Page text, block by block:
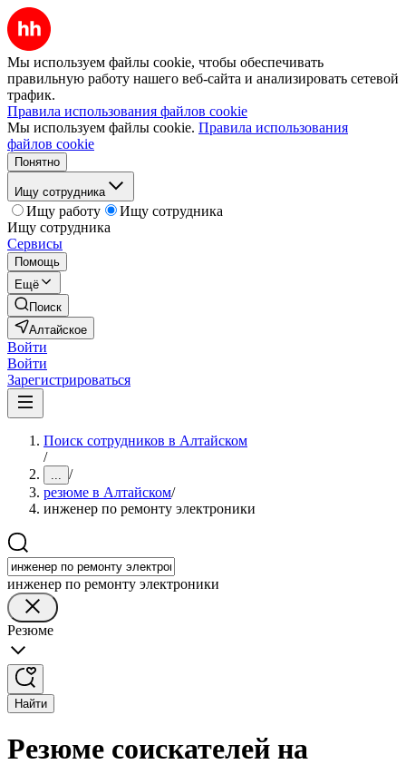
Мы используем файлы cookie, чтобы обеспечивать
правильную работу нашего веб-сайта и анализировать сетевой
трафик.
Правила использования файлов cookie
Мы используем файлы cookie. Правила использования
файлов cookie
Понятно
Ищу сотрудника
Ищу работу
Ищу сотрудника
Ищу сотрудника
Сервисы
Помощь
Ещё
Поиск
Алтайское
Войти
Войти
Зарегистрироваться
Поиск сотрудников в Алтайском
/
... /
резюме в Алтайском/
инженер по ремонту электроники
инженер по ремонту электроники
Резюме
Найти
Резюме соискателей на